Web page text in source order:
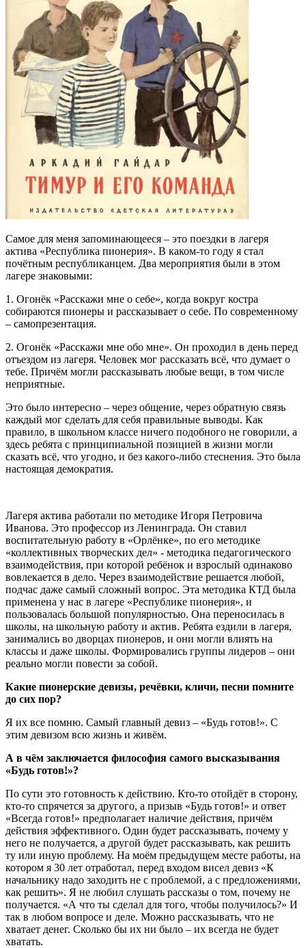
Самое для меня запоминающееся – это поездки в лагеря
актива «Республика пионерия». В каком-то году я стал
почётным республиканцем. Два мероприятия были в этом
лагере знаковыми:
1. Огонёк «Расскажи мне о себе», когда вокруг костра
собираются пионеры и рассказывает о себе. По современному
– самопрезентация.
2. Огонёк «Расскажи мне обо мне». Он проходил в день перед
отъездом из лагеря. Человек мог рассказать всё, что думает о
тебе. Причём могли рассказывать любые вещи, в том числе
неприятные.
Это было интересно – через общение, через обратную связь
каждый мог сделать для себя правильные выводы. Как
правило, в школьном классе ничего подобного не говорили, а
здесь ребята с принципиальной позицией в жизни могли
сказать всё, что угодно, и без какого-либо стеснения. Это была
настоящая демократия.
Лагеря актива работали по методике Игоря Петровича
Иванова. Это профессор из Ленинграда. Он ставил
воспитательную работу в «Орлёнке», по его методике
«коллективных творческих дел» - методика педагогического
взаимодействия, при которой ребёнок и взрослый одинаково
вовлекается в дело. Через взаимодействие решается любой,
подчас даже самый сложный вопрос. Эта методика КТД была
применена у нас в лагере «Республике пионерия», и
пользовалась большой популярностью. Она переносилась в
школы, на школьную работу и актив. Ребята ездили в лагеря,
занимались во дворцах пионеров, и они могли влиять на
классы и даже школы. Формировались группы лидеров – они
реально могли повести за собой.
Какие пионерские девизы, речёвки, кличи, песни помните
до сих пор?
Я их все помню. Самый главный девиз – «Будь готов!». С
этим девизом всю жизнь и живём.
А в чём заключается философия самого высказывания
«Будь готов!»?
По сути это готовность к действию. Кто-то отойдёт в сторону,
кто-то спрячется за другого, а призыв «Будь готов!» и ответ
«Всегда готов!» предполагает наличие действия, причём
действия эффективного. Один будет рассказывать, почему у
него не получается, а другой будет рассказывать, как решить
ту или иную проблему. На моём предыдущем месте работы, на
котором я 30 лет отработал, перед входом висел девиз «К
начальнику надо заходить не с проблемой, а с предложениями,
как решить». Я не любил слушать рассказы о том, почему не
получается. «А что ты сделал для того, чтобы получилось?» И
так в любом вопросе и деле. Можно рассказывать, что не
хватает денег. Сколько бы их ни было – их всегда не будет
хватать.